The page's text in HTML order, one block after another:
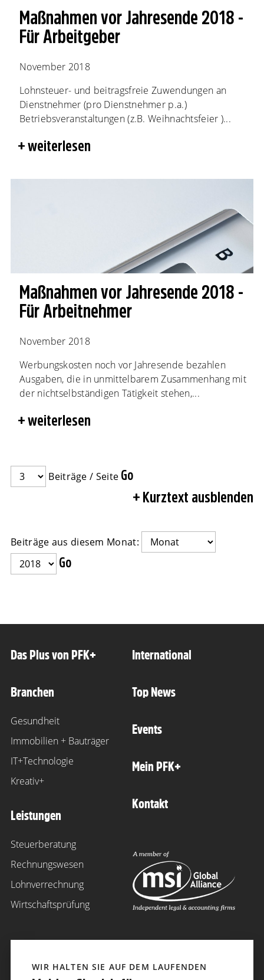
Maßnahmen vor Jahresende 2018 -
Für Arbeitgeber
November 2018
Lohnsteuer- und beitragsfreie Zuwendungen an
Dienstnehmer (pro Dienstnehmer p.a.)
Betriebsveranstaltungen (z.B. Weihnachtsfeier )...
weiterlesen
Maßnahmen vor Jahresende 2018 -
Für Arbeitnehmer
November 2018
Werbungskosten noch vor Jahresende bezahlen
Ausgaben, die in unmittelbarem Zusammenhang mit
der nichtselbständigen Tätigkeit stehen,...
weiterlesen
Beiträge / Seite
Kurztext ausblenden
Beiträge aus diesem Monat:
Das Plus von PFK+
Branchen
Gesundheit
Immobilien + Bauträger
IT+Technologie
Kreativ+
Leistungen
Steuerberatung
Rechnungswesen
Lohnverrechnung
Wirtschaftsprüfung
International
Top News
Events
Mein PFK+
Kontakt
WIR HALTEN SIE AUF DEM LAUFENDEN